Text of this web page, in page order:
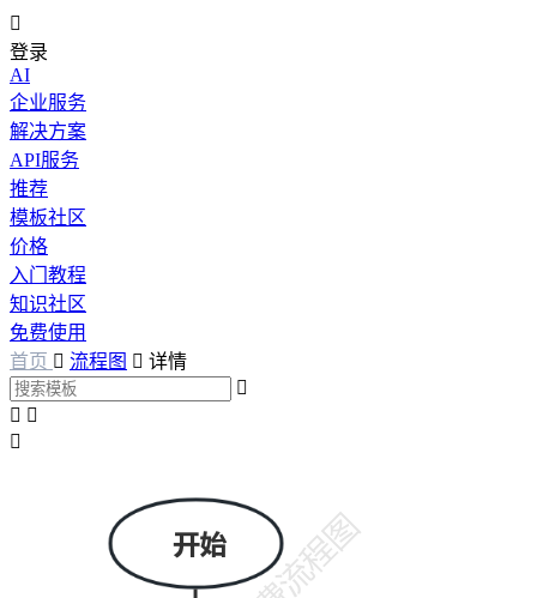

登录
AI
企业服务
解决方案
API服务
推荐
模板社区
价格
入门教程
知识社区
免费使用
首页  流程图  详情

 
